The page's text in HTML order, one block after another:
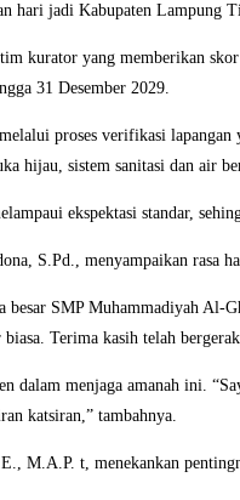
hari jadi Kabupaten Lampung
kurator yang memberikan
31 Desember 2029.
proses verifikasi
hijau, sistem sanitasi dan air
ekspektasi standar,
S.Pd., menyampaikan rasa
besar SMP Muhammadiyah
Terima kasih telah
dalam menjaga amanah ini.
katsiran,” tambahnya.
M.A.P. t, menekankan